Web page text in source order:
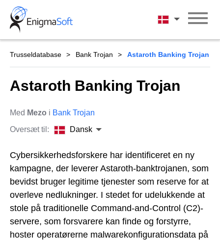
Skip
content
Dansk
Trusseldatabase Bank Trojan Astaroth Banking Trojan
Astaroth Banking Trojan
Med Mezo i Bank Trojan
Oversæt til:
Dansk
Cybersikkerhedsforskere har identificeret en ny
kampagne, der leverer Astaroth-banktrojanen, som
bevidst bruger legitime tjenester som reserve for at
overleve nedlukninger. I stedet for udelukkende at
stole på traditionelle Command-and-Control (C2)-
servere, som forsvarere kan finde og forstyrre,
hoster operatørerne malwarekonfigurationsdata på